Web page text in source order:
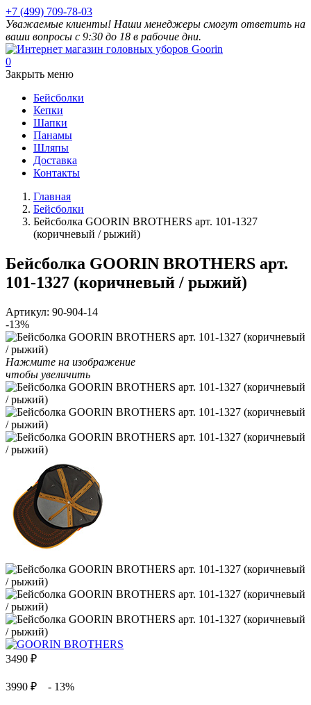
+7 (499) 709-78-03
Уважаемые клиенты! Наши менеджеры смогут ответить на
ваши вопросы с 9:30 до 18 в рабочие дни.
0
Закрыть меню
Бейсболки
Кепки
Шапки
Панамы
Шляпы
Доставка
Контакты
Главная
Бейсболки
Бейсболка GOORIN BROTHERS арт. 101-1327
(коричневый / рыжий)
Бейсболка GOORIN BROTHERS арт.
101-1327 (коричневый / рыжий)
Артикул: 90-904-14
-13%
Нажмите на изображение
чтобы увеличить
3490 ₽
3990 ₽ - 13%